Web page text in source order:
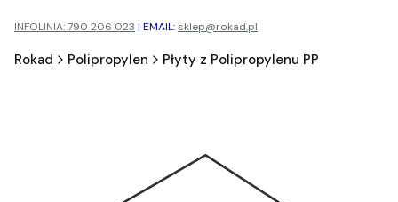
INFOLINIA: 790 206 023 | EMAIL: sklep@rokad.pl
Rokad Polipropylen Płyty z Polipropylenu PP